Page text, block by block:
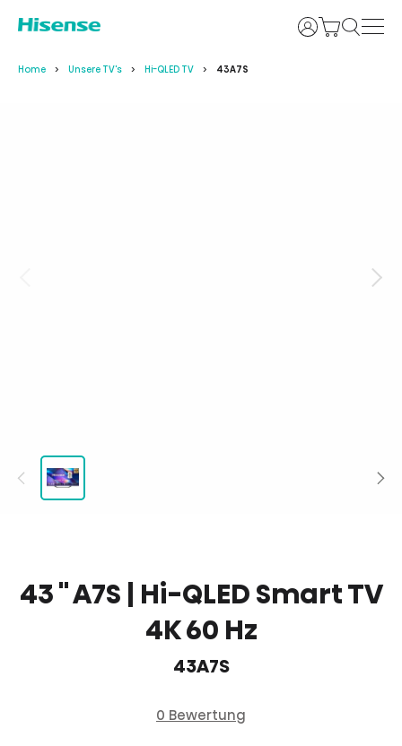
Login
Home Unsere TV's Hi-QLED TV 43A7S
43 '' A7S | Hi-QLED Smart TV
4K 60 Hz
43A7S
0 Bewertung